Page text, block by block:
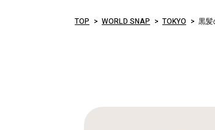
TOP WORLD SNAP TOKYO 黒髪